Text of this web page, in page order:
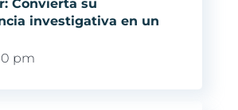
Convierta su
investigativa en un
pm